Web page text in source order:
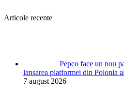
Articole recente
Pepco face un nou
lansarea platformei din Polonia
7 august 2026